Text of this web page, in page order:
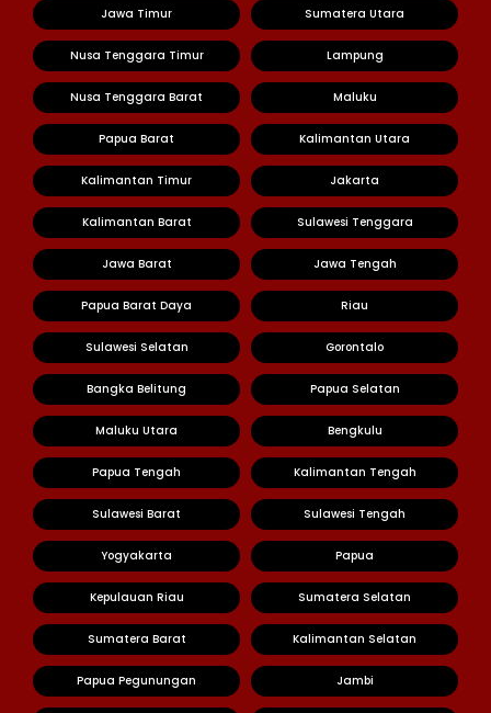
Jawa Timur Sumatera Utara
Nusa Tenggara Timur Lampung
Nusa Tenggara Barat Maluku
Papua Barat Kalimantan Utara
Kalimantan Timur Jakarta
Kalimantan Barat Sulawesi Tenggara
Jawa Barat Jawa Tengah
Papua Barat Daya Riau
Sulawesi Selatan Gorontalo
Bangka Belitung Papua Selatan
Maluku Utara Bengkulu
Papua Tengah Kalimantan Tengah
Sulawesi Barat Sulawesi Tengah
Yogyakarta Papua
Kepulauan Riau Sumatera Selatan
Sumatera Barat Kalimantan Selatan
Papua Pegunungan Jambi